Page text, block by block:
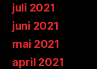
juli 2021
juni 2021
mai 2021
april 2021